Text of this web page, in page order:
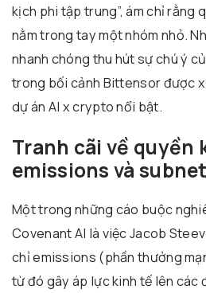
kịch phi tập trung”, ám chỉ rằng
nằm trong tay một nhóm nhỏ.
nhanh chóng thu hút sự chú ý
trong bối cảnh Bittensor được
dự án AI x crypto nổi bật.
Tranh cãi về quyền
emissions và subnet
Một trong những cáo buộc
Covenant AI là việc Jacob
chỉ emissions (phần thưởng
từ đó gây áp lực kinh tế lên các